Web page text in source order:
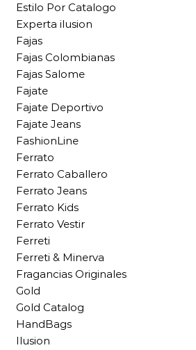
Estilo Por Catalogo
Experta ilusion
Fajas
Fajas Colombianas
Fajas Salome
Fajate
Fajate Deportivo
Fajate Jeans
FashionLine
Ferrato
Ferrato Caballero
Ferrato Jeans
Ferrato Kids
Ferrato Vestir
Ferreti
Ferreti & Minerva
Fragancias Originales
Gold
Gold Catalog
HandBags
Ilusion